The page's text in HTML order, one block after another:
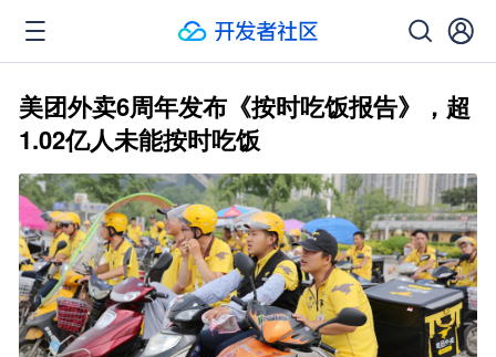
美团外卖6周年发布《按时吃饭报告》，超
1.02亿人未能按时吃饭